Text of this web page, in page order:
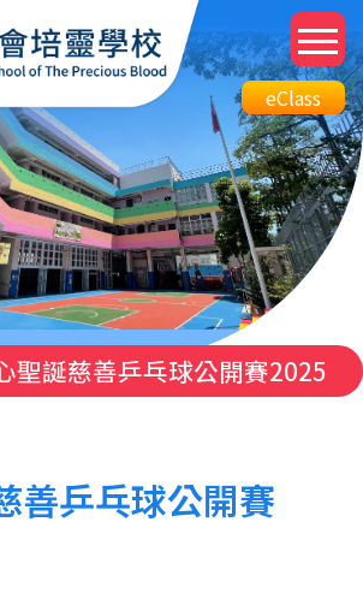
Top
eClass
Btn
eClass
聖誕慈善乒乓球公開賽2025
善乒乓球公開賽